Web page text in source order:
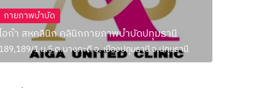
กายภาพบำบัด
อก้า สหคลินิก คลินิกกายภาพบำบัดปทุมธานี
1 ม.5 ต.บางกะดี อ. เมืองปทุมธานี จ.ปทุมธานี